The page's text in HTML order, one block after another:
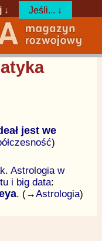
↓ Jeśli... ↓
jest we
)
. Astrologia w
i big data:
. (→Astrologia)